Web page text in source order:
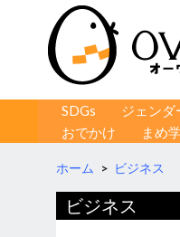
コンテンツへ移動
SDGs ジェンダ
おでかけ
まめ学
ホーム > ビジネス
ビジネス